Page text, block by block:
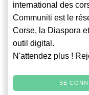
international des
Communiti est le
Corse, la Diaspora
outil digital.
N'attendez plus !
SE